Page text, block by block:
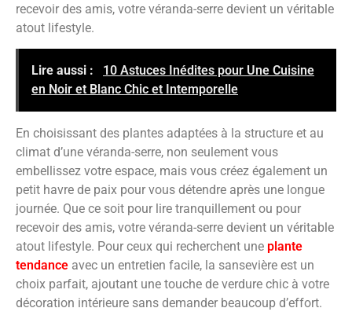
recevoir des amis, votre véranda-serre devient un véritable
atout lifestyle.
Lire aussi :
10 Astuces Inédites pour Une Cuisine
en Noir et Blanc Chic et Intemporelle
En choisissant des plantes adaptées à la structure et au
climat d’une véranda-serre, non seulement vous
embellissez votre espace, mais vous créez également un
petit havre de paix pour vous détendre après une longue
journée. Que ce soit pour lire tranquillement ou pour
recevoir des amis, votre véranda-serre devient un véritable
atout lifestyle. Pour ceux qui recherchent une plante
tendance avec un entretien facile, la sansevière est un
choix parfait, ajoutant une touche de verdure chic à votre
décoration intérieure sans demander beaucoup d’effort.